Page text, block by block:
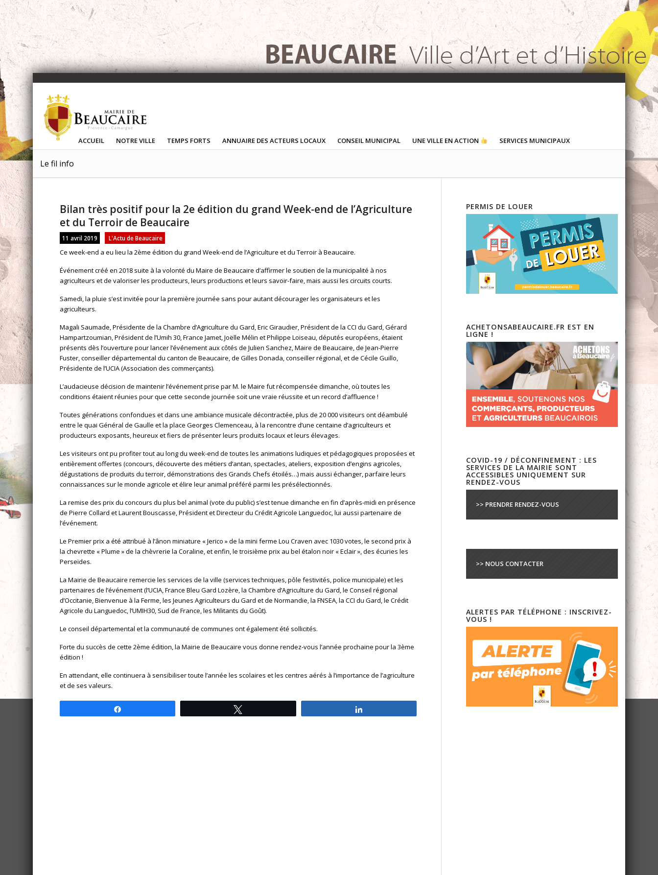
ACCUEIL NOTRE VILLE TEMPS FORTS ANNUAIRE DES ACTEURS LOCAUX CONSEIL MUNICIPAL UNE VILLE EN ACTION SERVICES MUNICIPAUX
Le fil info
Bilan très positif pour la 2e édition du grand Week-end de l’Agriculture
et du Terroir de Beaucaire
11 avril 2019 L'Actu de Beaucaire
Ce week-end a eu lieu la 2ème édition du grand Week-end de l’Agriculture et du Terroir à Beaucaire.
Événement créé en 2018 suite à la volonté du Maire de Beaucaire d’affirmer le soutien de la municipalité à nos
agriculteurs et de valoriser les producteurs, leurs productions et leurs savoir-faire, mais aussi les circuits courts.
Samedi, la pluie s’est invitée pour la première journée sans pour autant décourager les organisateurs et les
agriculteurs.
Magali Saumade, Présidente de la Chambre d’Agriculture du Gard, Eric Giraudier, Président de la CCI du Gard, Gérard
Hampartzoumian, Président de l’Umih 30, France Jamet, Joëlle Mélin et Philippe Loiseau, députés européens, étaient
présents dès l’ouverture pour lancer l’événement aux côtés de Julien Sanchez, Maire de Beaucaire, de Jean-Pierre
Fuster, conseiller départemental du canton de Beaucaire, de Gilles Donada, conseiller régional, et de Cécile Guillo,
Présidente de l’UCIA (Association des commerçants).
L’audacieuse décision de maintenir l’événement prise par M. le Maire fut récompensée dimanche, où toutes les
conditions étaient réunies pour que cette seconde journée soit une vraie réussite et un record d’affluence !
Toutes générations confondues et dans une ambiance musicale décontractée, plus de 20 000 visiteurs ont déambulé
entre le quai Général de Gaulle et la place Georges Clemenceau, à la rencontre d’une centaine d’agriculteurs et
producteurs exposants, heureux et fiers de présenter leurs produits locaux et leurs élevages.
Les visiteurs ont pu profiter tout au long du week-end de toutes les animations ludiques et pédagogiques proposées et
entièrement offertes (concours, découverte des métiers d’antan, spectacles, ateliers, exposition d’engins agricoles,
dégustations de produits du terroir, démonstrations des Grands Chefs étoilés…) mais aussi échanger, parfaire leurs
connaissances sur le monde agricole et élire leur animal préféré parmi les présélectionnés.
La remise des prix du concours du plus bel animal (vote du public) s’est tenue dimanche en fin d’après-midi en présence
de Pierre Collard et Laurent Bouscasse, Président et Directeur du Crédit Agricole Languedoc, lui aussi partenaire de
l’événement.
Le Premier prix a été attribué à l’ânon miniature « Jerico » de la mini ferme Lou Craven avec 1030 votes, le second prix à
la chevrette « Plume » de la chèvrerie la Coraline, et enfin, le troisième prix au bel étalon noir « Eclair », des écuries les
Perseïdes.
La Mairie de Beaucaire remercie les services de la ville (services techniques, pôle festivités, police municipale) et les
partenaires de l’événement (l’UCIA, France Bleu Gard Lozère, la Chambre d’Agriculture du Gard, le Conseil régional
d’Occitanie, Bienvenue à la Ferme, les Jeunes Agriculteurs du Gard et de Normandie, la FNSEA, la CCI du Gard, le Crédit
Agricole du Languedoc, l’UMIH30, Sud de France, les Militants du Goût).
Le conseil départemental et la communauté de communes ont également été sollicités.
Forte du succès de cette 2ème édition, la Mairie de Beaucaire vous donne rendez-vous l’année prochaine pour la 3ème
édition !
En attendant, elle continuera à sensibiliser toute l’année les scolaires et les centres aérés à l’importance de l’agriculture
et de ses valeurs.
PERMIS DE LOUER
ACHETONSABEAUCAIRE.FR EST EN
LIGNE !
COVID-19 / DÉCONFINEMENT : LES
SERVICES DE LA MAIRIE SONT
ACCESSIBLES UNIQUEMENT SUR
RENDEZ-VOUS
>> PRENDRE RENDEZ-VOUS
>> NOUS CONTACTER
ALERTES PAR TÉLÉPHONE : INSCRIVEZ-
VOUS !